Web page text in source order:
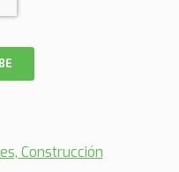
Construcción